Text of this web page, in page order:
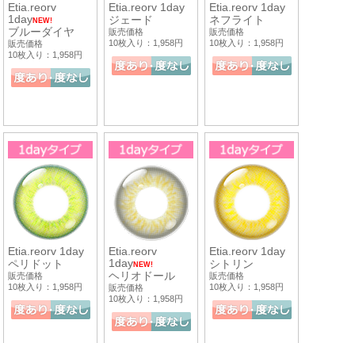
Etia.reorv
1dayNEW!
ブルーダイヤ
販売価格
10枚入り：1,958円
Etia.reorv 1day
ジェード
販売価格
10枚入り：1,958円
Etia.reorv 1day
ネフライト
販売価格
10枚入り：1,958円
Etia.reorv 1day
ペリドット
販売価格
10枚入り：1,958円
Etia.reorv
1dayNEW!
ヘリオドール
販売価格
10枚入り：1,958円
Etia.reorv 1day
シトリン
販売価格
10枚入り：1,958円